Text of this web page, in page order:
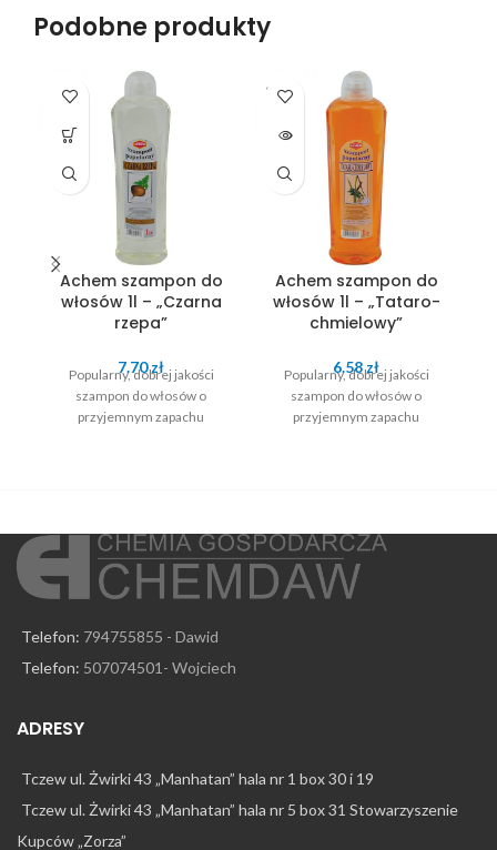
Podobne produkty
Achem szampon do
włosów 1l – „Czarna
rzepa”
7.70zł
Popularny, dobrej jakości
szampon do włosów o
przyjemnym zapachu
SOLD
OUT
Achem szampon do
włosów 1l – „Tataro-
chmielowy”
6.58zł
Popularny, dobrej jakości
szampon do włosów o
przyjemnym zapachu
Telefon: 794755855 - Dawid
Telefon: 507074501- Wojciech
ADRESY
Tczew ul. Żwirki 43 „Manhatan” hala nr 1 box 30 i 19
Tczew ul. Żwirki 43 „Manhatan” hala nr 5 box 31 Stowarzyszenie
Kupców „Zorza”